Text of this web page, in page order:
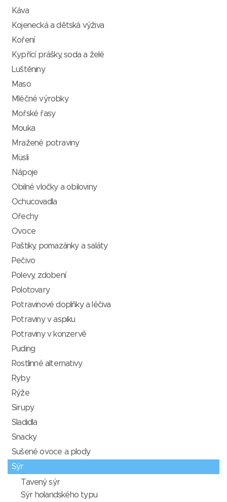
Káva
Kojenecká a dětská výživa
Koření
Kypřící prášky, soda a želé
Luštěniny
Maso
Mléčné výrobky
Mořské řasy
Mouka
Mražené potraviny
Müsli
Nápoje
Obilné vločky a obiloviny
Ochucovadla
Ořechy
Ovoce
Paštiky, pomazánky a saláty
Pečivo
Polevy, zdobení
Polotovary
Potravinové doplňky a léčiva
Potraviny v aspiku
Potraviny v konzervě
Puding
Rostlinné alternativy
Ryby
Rýže
Sirupy
Sladidla
Snacky
Sušené ovoce a plody
Sýr
Tavený sýr
Sýr holandského typu